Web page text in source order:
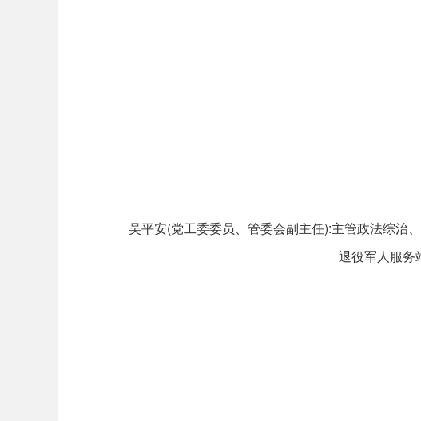
吴平安(党工委委员、管委会副主任):主管政法综治
退役军人服务